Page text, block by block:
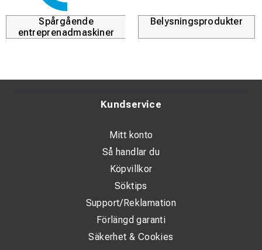
Spårgående
entreprenadmaskiner
Belysningsprodukter
Kundservice
Mitt konto
Så handlar du
Köpvillkor
Söktips
Support/Reklamation
Förlängd garanti
Säkerhet & Cookies